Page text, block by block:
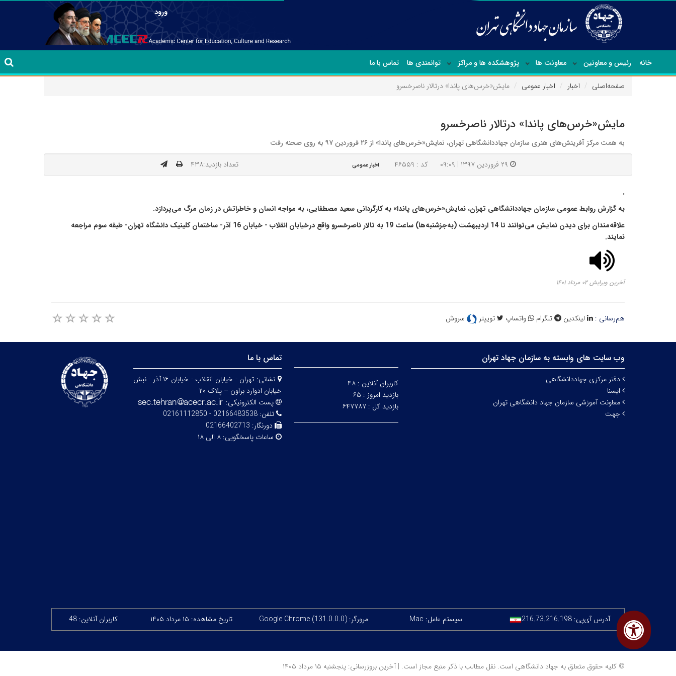
ورود
خانه رئیس و معاونین معاونت ها پژوهشکده ها و مراکز توانمندی ها تماس با ما
صفحه‌اصلی اخبار اخبار عمومی مایش«خرس‌های پاندا» درتالار ناصرخسرو
مایش«خرس‌های پاندا» درتالار ناصرخسرو
به همت مرکز آفرینش‌‌های هنری سازمان‌ جهاددانشگاهی تهران، نمایش«خرس‌های پاندا» از ۲۶ فروردین ۹۷ به روی صحنه رفت
۲۹ فروردین ۱۳۹۷ | ۰۹:۰۹
کد : ۴۶۵۵۹ اخبار عمومی تعداد بازدید:۴۳۸
.
به گزارش روابط عمومی سازمان‌ جهاددانشگاهی تهران، نمایش«خرس‌های پاندا» به کارگردانی سعید مصطفایی، به مواجه انسان و خاطراتش در زمان مرگ می‌پردازد.
علاقه‌مندان برای دیدن نمایش می‌‌توانند تا 14 اردیبهشت (به‌جزشنبه‌ها) ساعت 19 به تالار ناصرخسرو واقع درخیابان انقلاب - خیابان 16 آذر- ساختمان کلینیک دانشگاه تهران- طبقه سوم مراجعه
نمایند.
آخرین ویرایش ۰۲ مرداد ۱۴۰۱
هم‌رسانی : لینکدین تلگرام واتساپ توییتر سروش
وب سایت های وابسته به سازمان جهاد تهران
دفتر مرکزی جهاددانشگاهی
ایسنا
معاونت آموزشی سازمان جهاد دانشگاهی تهران
جهت
کاربران آنلاین : ۴۸
بازدید امروز : ۶۵
بازدید کل : ۶۴۷۷۸۷
تماس با ما
نشانی:
تهران - خیابان انقلاب - خیابان ۱۶ آذر - نبش
خیابان ادوارد براون – پلاک ۲۰
پست الکترونیکی:
تلفن:02166483538 - 02161112850
دورنگار: 02166402713
ساعات پاسخگویی:۸ الی ۱۸
آدرس آی‌پی: 216.73.216.198 سیستم عامل: Mac مرورگر: Google Chrome (131.0.0.0) تاریخ مشاهده: ۱۵ مرداد ۱۴۰۵ کاربران آنلاین: 48
© کلیه حقوق متعلق به جهاد دانشگاهی است. نقل مطالب با ذکر منبع مجاز است. | آخرین بروزرسانی: پنجشنبه ۱۵ مرداد ۱۴۰۵